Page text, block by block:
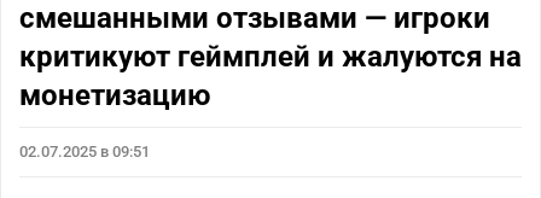
смешанными отзывами — игроки
критикуют геймплей и жалуются на
монетизацию
02.07.2025 в 09:51